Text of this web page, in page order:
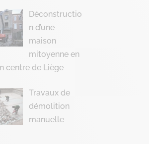
Déconstructio
n d’une
maison
mitoyenne en
centre de Liège
Travaux de
démolition
manuelle